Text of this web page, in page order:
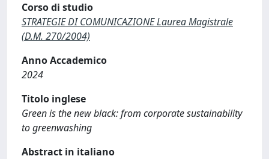
Corso di studio
STRATEGIE DI COMUNICAZIONE Laurea Magistrale
(D.M. 270/2004)
Anno Accademico
2024
Titolo inglese
Green is the new black: from corporate sustainability
to greenwashing
Abstract in italiano